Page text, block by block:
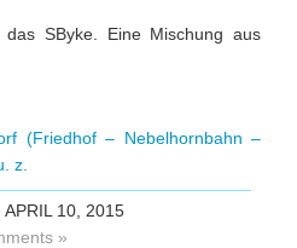
das SByke. Eine Mischung aus
(Friedhof – Nebelhornbahn –
z.
APRIL 10, 2015
»